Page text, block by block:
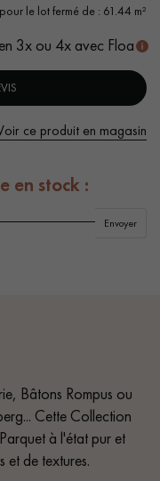
vous appelle
d'eau
colmatées, aubiers
le lot fermé de : 61.44 m²
3x ou 4x avec Floa
ce produit en magasin
en stock :
Envoyer
Bâtons Rompus ou
Cette Collection
à l'état pur et
et de textures.